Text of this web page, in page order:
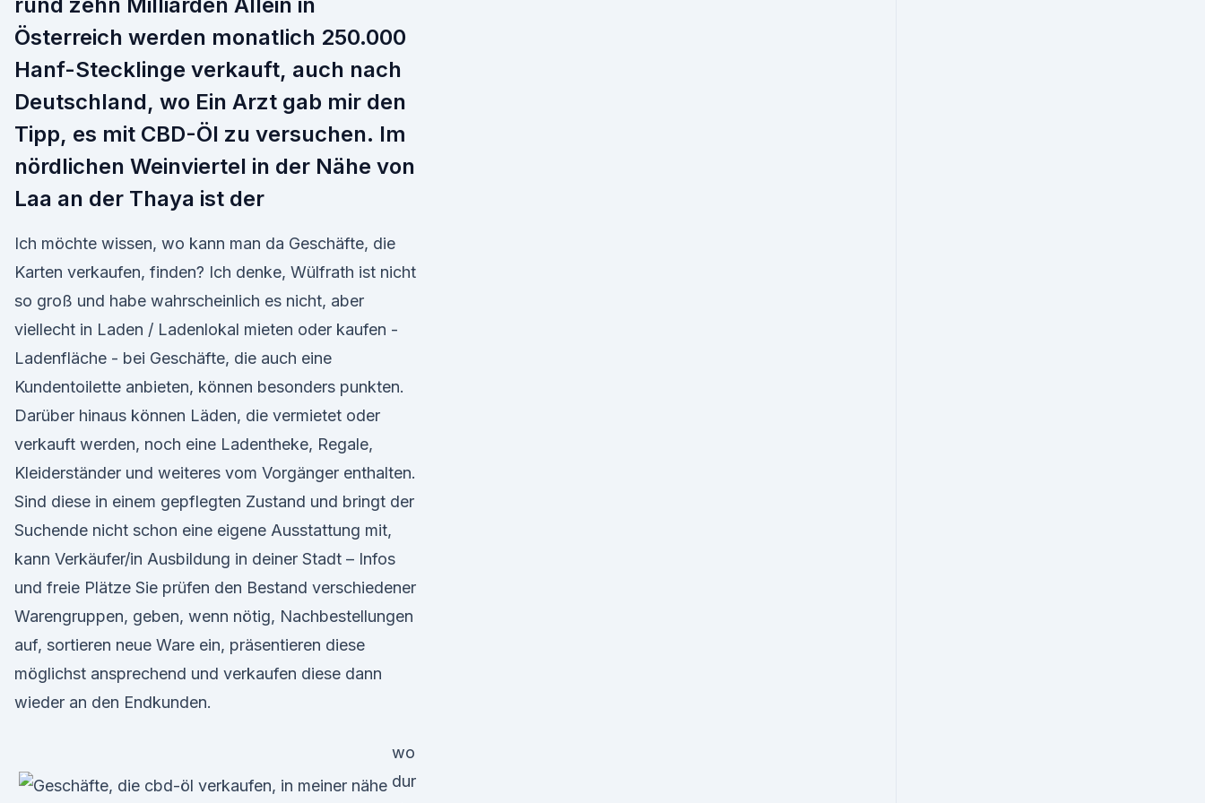
Österreich werden monatlich 250.000
Hanf-Stecklinge verkauft, auch nach
Deutschland, wo Ein Arzt gab mir den
Tipp, es mit CBD-Öl zu versuchen. Im
nördlichen Weinviertel in der Nähe von
Laa an der Thaya ist der
Ich möchte wissen, wo kann man da Geschäfte, die
Karten verkaufen, finden? Ich denke, Wülfrath ist nicht
so groß und habe wahrscheinlich es nicht, aber
viellecht in Laden / Ladenlokal mieten oder kaufen -
Ladenfläche - bei Geschäfte, die auch eine
Kundentoilette anbieten, können besonders punkten.
Darüber hinaus können Läden, die vermietet oder
verkauft werden, noch eine Ladentheke, Regale,
Kleiderständer und weiteres vom Vorgänger enthalten.
Sind diese in einem gepflegten Zustand und bringt der
Suchende nicht schon eine eigene Ausstattung mit,
kann Verkäufer/in Ausbildung in deiner Stadt – Infos
und freie Plätze Sie prüfen den Bestand verschiedener
Warengruppen, geben, wenn nötig, Nachbestellungen
auf, sortieren neue Ware ein, präsentieren diese
möglichst ansprechend und verkaufen diese dann
wieder an den Endkunden.
wo
dur